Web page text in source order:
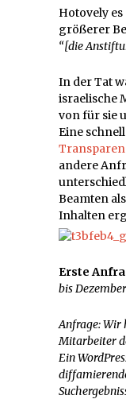
Hotovely
größerer
“[die
In der Tat
israelische
von für sie
Eine
andere
Beamten als
Inhalten
Erste
bis
Anfrage:Wir
Mitarbeiter
Ein